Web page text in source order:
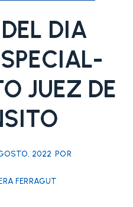
DIA
JUEZ DE
2022 POR
FERRAGUT